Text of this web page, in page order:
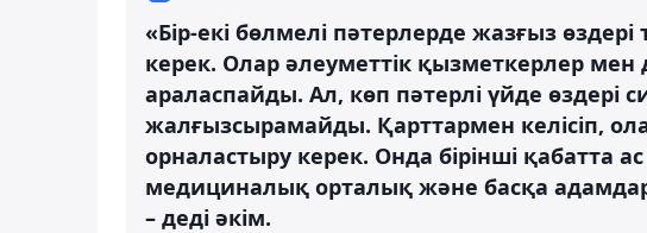
«Бір-екі бөлмелі пәтерлерде жазғыз
керек. Олар әлеуметтік қызметкерлер мен
араласпайды. Ал, көп пәтерлі үйде өздері
жалғызсырамайды. Қарттармен келісіп,
орналастыру керек. Онда бірінші қабатта
медициналық орталық және басқа
– деді әкім.